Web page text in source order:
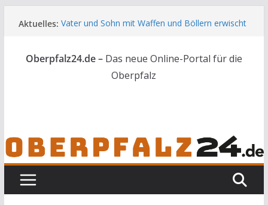
Inhalt
Aktuelles: Vater und Sohn mit Waffen und Böllern erwischt
Audi prallt gegen Brückengeländer in Weiden
Ortsumgehung Waldershof ist eröffnet
Deutsch-amerikanischer Schüleraustausch zu
Oberpfalz24.de – Das neue Online-Portal für die
Oberpfalz